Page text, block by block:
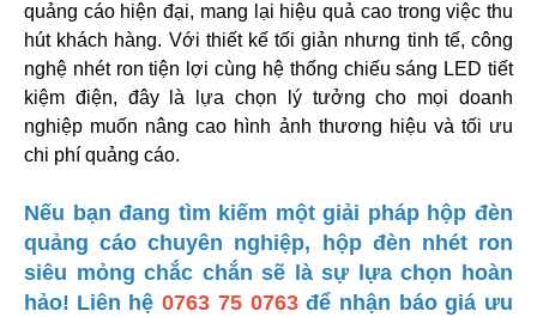
quảng cáo hiện đại, mang lại hiệu quả cao trong việc thu
hút khách hàng. Với thiết kế tối giản nhưng tinh tế, công
nghệ nhét ron tiện lợi cùng hệ thống chiếu sáng LED tiết
kiệm điện, đây là lựa chọn lý tưởng cho mọi doanh
nghiệp muốn nâng cao hình ảnh thương hiệu và tối ưu
chi phí quảng cáo.
Nếu bạn đang tìm kiếm một giải pháp hộp đèn
quảng cáo chuyên nghiệp, hộp đèn nhét ron
siêu mỏng chắc chắn sẽ là sự lựa chọn hoàn
hảo! Liên hệ0763 75 0763để nhận báo giá ưu